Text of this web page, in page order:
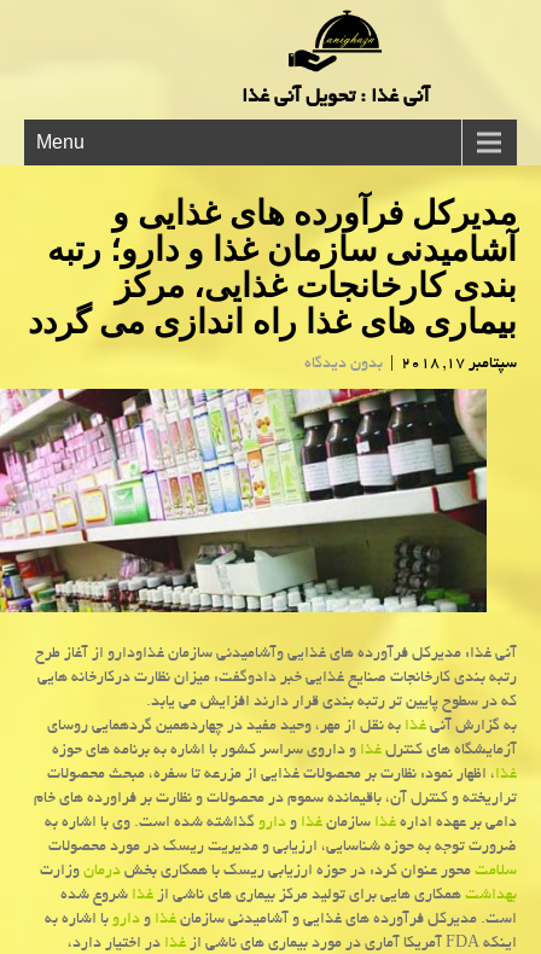
آنی غذا : تحویل آنی غذا
Menu
مدیركل فرآورده های غذایی و
آشامیدنی سازمان غذا و دارو؛ رتبه
بندی كارخانجات غذایی، مركز
بیماری های غذا راه اندازی می گردد
سپتامبر 17, 2018 | بدون دیدگاه
آنی غذا: مدیركل فرآورده های غذایی وآشامیدنی سازمان غذاودارو از آغاز طرح
رتبه بندی كارخانجات صنایع غذایی خبر دادوگفت: میزان نظارت دركارخانه هایی
كه در سطوح پایین تر رتبه بندی قرار دارند افزایش می یابد.
به گزارش آنیغذابه نقل از مهر، وحید مفید در چهاردهمین گردهمایی روسای
آزمایشگاه های كنترلغذاو داروی سراسر كشور با اشاره به برنامه های حوزه
غذا، اظهار نمود: نظارت بر محصولات غذایی از مزرعه تا سفره، مبحث محصولات
تراریخته و كنترل آن، باقیمانده سموم در محصولات و نظارت بر فراورده های خام
دامی بر عهده ادارهغذاسازمانغذاوداروگذاشته شده است. وی با اشاره به
ضرورت توجه به حوزه شناسایی، ارزیابی و مدیریت ریسك در مورد محصولات
سلامتمحور عنوان كرد: در حوزه ارزیابی ریسك با همكاری بخشدرمانوزارت
بهداشتهمكاری هایی برای تولید مركز بیماری های ناشی ازغذاشروع شده
است. مدیركل فرآورده های غذایی و آشامیدنی سازمانغذاوداروبا اشاره به
اینكه FDA آمریكا آماری در مورد بیماری های ناشی از
غذادر اختیار دارد،